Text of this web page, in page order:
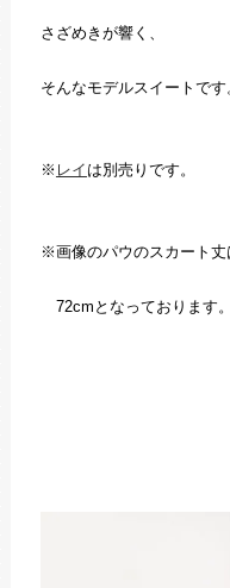
さざめきが響く、
そんなモデルスイートです
※ レイ は別売りです。
※画像のパウのスカート丈
72cmとなっております。